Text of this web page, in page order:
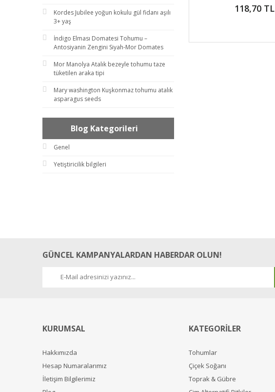
Kordes Jubilee yoğun kokulu gül fidanı aşılı
3+ yaş
İndigo Elması Domatesi Tohumu –
Antosiyanin Zengini Siyah-Mor Domates
Mor Manolya Atalık bezeyle tohumu taze
tüketilen araka tipi
Mary washington Kuşkonmaz tohumu atalık
asparagus seeds
Blog Kategorileri
Genel
Yetiştiricilik bilgileri
118,70 TL
GÜNCEL KAMPANYALARDAN HABERDAR OLUN!
KURUMSAL
Hakkımızda
Hesap Numaralarımız
İletişim Bilgilerimiz
KATEGORİLER
Tohumlar
Çiçek Soğanı
Toprak & Gübre